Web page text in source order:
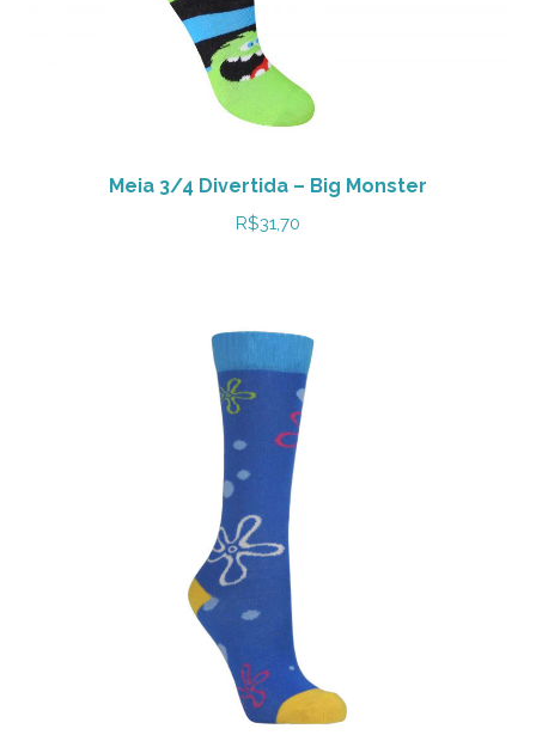
Meia 3/4 Divertida – Big Monster
R$31,70